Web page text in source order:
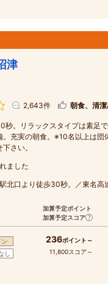
津
2,643件 朝食、清
秒。リラックスタイプは素足
。充実の朝食。※10名以上は団
さい。
ました
北口より徒歩30秒。／東名高
加算予定ポイント
加算予定スコア
ン
し
236ポイント～
11,800スコア～